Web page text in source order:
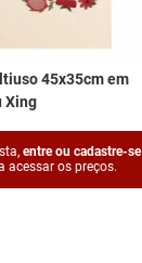
45x35cm em
Xing
entre ou cadastre-se
acessar os preços.